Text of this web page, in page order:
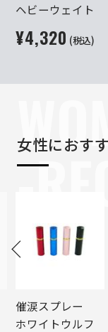
ヘビーウェイト
¥4,320 (税込)
女性におす
-
催涙スプレー
ホワイトウルフ